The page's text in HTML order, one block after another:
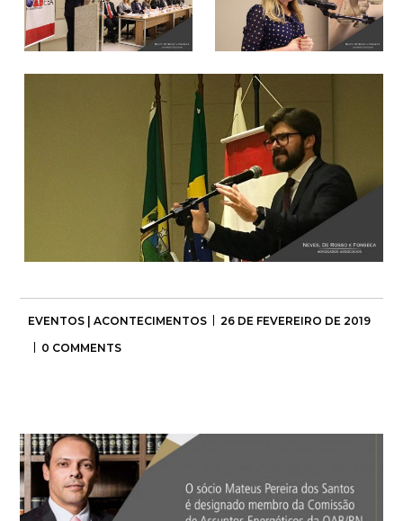
EVENTOS | ACONTECIMENTOS
26 DE FEVEREIRO DE 2019
0 COMMENTS